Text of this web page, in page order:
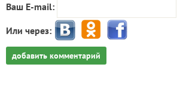
Ваш E-mail:
Или через:
добавить комментарий